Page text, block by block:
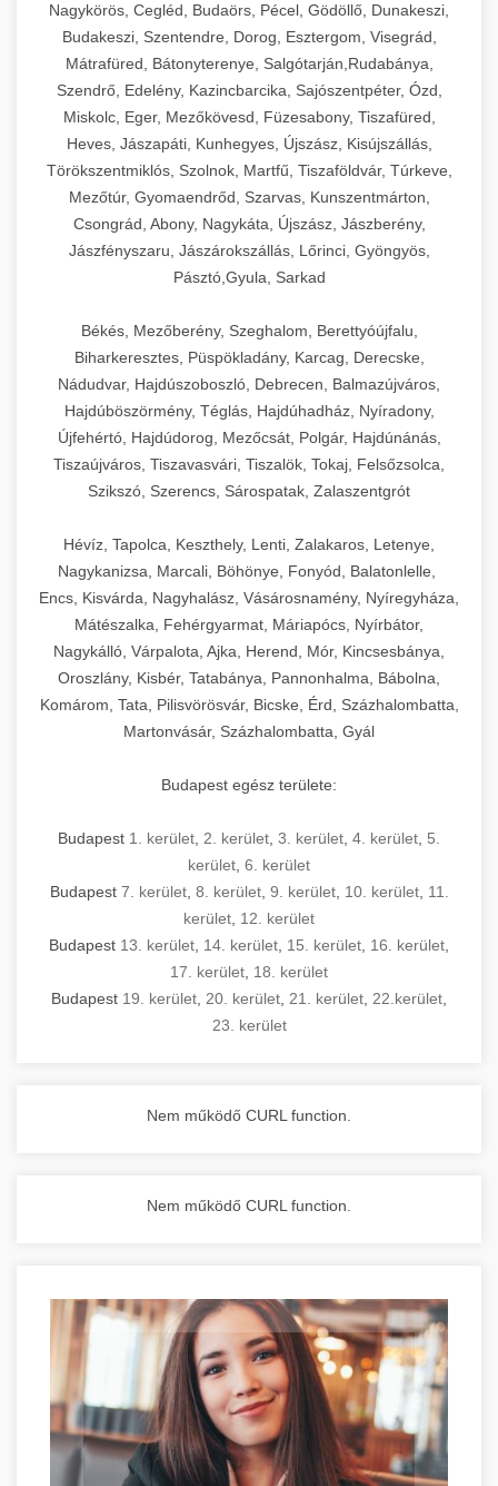
chef-iparikonyhagepek.hu
élelmiszer-előkészítéshez. Különböző reszelési
méretek különböző alkalmazásokhoz.
chef-iparikonyhagepek.hu
kereskedelmi sajtreszelő
🍳 28. Nagykonyhai
Berendezések
+
Teljes körű nagykonyhai berendezések és
professzionális vendéglátóipari kellékek.
Minden, ami szükséges éttermi és catering
műveletekhez.
chef-iparikonyhagepek.hu
kereskedelmi konyhai megoldások
Nagykörös, Cegléd, Budaörs, Pécel, Gödöllő, Dunakeszi,
Budakeszi, Szentendre, Dorog, Esztergom, Visegrád,
Mátrafüred, Bátonyterenye, Salgótarján,Rudabánya,
Szendrő, Edelény, Kazincbarcika, Sajószentpéter, Ózd,
Miskolc, Eger, Mezőkövesd, Füzesabony, Tiszafüred,
Heves, Jászapáti, Kunhegyes, Újszász, Kisújszállás,
Törökszentmiklós, Szolnok, Martfű, Tiszaföldvár, Túrkeve,
Mezőtúr, Gyomaendrőd, Szarvas, Kunszentmárton,
Csongrád, Abony, Nagykáta, Újszász, Jászberény,
Jászfényszaru, Jászárokszállás, Lőrinci, Gyöngyös,
Pásztó,Gyula, Sarkad
Békés, Mezőberény, Szeghalom, Berettyóújfalu,
Biharkeresztes, Püspökladány, Karcag, Derecske,
Nádudvar, Hajdúszoboszló, Debrecen, Balmazújváros,
Hajdúböszörmény, Téglás, Hajdúhadház, Nyíradony,
Újfehértó, Hajdúdorog, Mezőcsát, Polgár, Hajdúnánás,
Tiszaújváros, Tiszavasvári, Tiszalök, Tokaj, Felsőzsolca,
Szikszó, Szerencs, Sárospatak, Zalaszentgrót
Hévíz, Tapolca, Keszthely, Lenti, Zalakaros, Letenye,
Nagykanizsa, Marcali, Böhönye, Fonyód, Balatonlelle,
Encs, Kisvárda, Nagyhalász, Vásárosnamény, Nyíregyháza,
Mátészalka, Fehérgyarmat, Máriapócs, Nyírbátor,
Nagykálló, Várpalota, Ajka, Herend, Mór, Kincsesbánya,
Oroszlány, Kisbér, Tatabánya, Pannonhalma, Bábolna,
Komárom, Tata, Pilisvörösvár, Bicske, Érd, Százhalombatta,
Martonvásár, Százhalombatta, Gyál
Budapest egész területe:
Budapest 1. kerület 2. kerület 3. kerület 4. kerület 5.
kerület 6. kerület
Budapest 7. kerület, 8. kerület, 9. kerület, 10. kerület, 11.
kerület 12. kerület
Budapest 13. kerület 14. kerület 15. kerület 16. kerület
17. kerület 18. kerület
Budapest 19. kerület 20. kerület 21. kerület 22.kerület
23. kerület
Nem működő CURL function.
Nem működő CURL function.